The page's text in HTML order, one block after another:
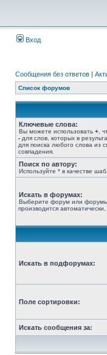
Вход
Сообщения без ответов |
Список форумов
Ключевые слова:
Вы можете использовать + ,
- для слов, которых в
для поиска любого слова из
совпадения.
Поиск по автору:
Используйте * в качестве
Искать в форумах:
Выберите форум или
производится
Искать в подфорумах:
Поле сортировки:
Искать сообщения за: